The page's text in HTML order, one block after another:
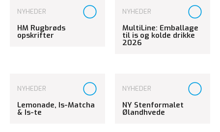
NYHEDER
HM Rugbrøds
opskrifter
NYHEDER
MultiLine: Emballage
til is og kolde drikke
2026
NYHEDER
Lemonade, Is-Matcha
& Is-te
NYHEDER
NY Stenformalet
Ølandhvede